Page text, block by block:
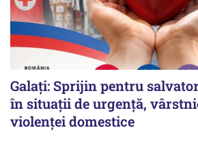
Galați: Sprijin pentru
în situații de urgență,
violenței domestice